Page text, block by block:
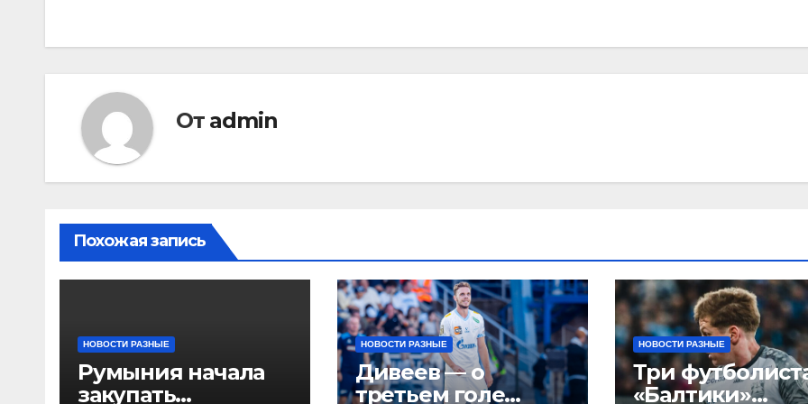
записям
От admin
Похожая запись
НОВОСТИ РАЗНЫЕ
Румыния начала
закупать
НОВОСТИ РАЗНЫЕ
Дивеев — о
третьем голе
НОВОСТИ РАЗНЫЕ
Три
«Балтики»